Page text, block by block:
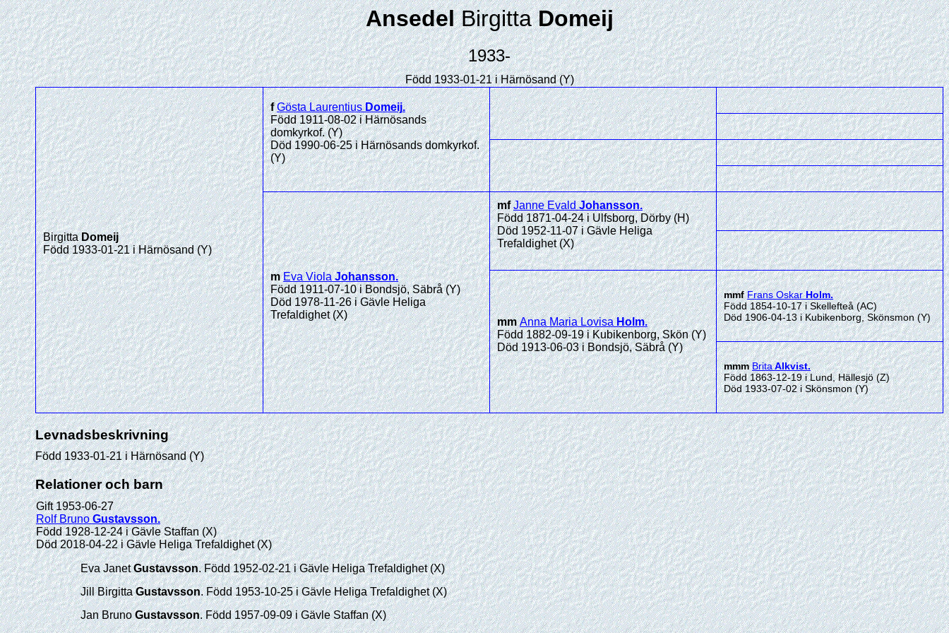
AnsedelBirgitta Domeij
1933-
Född 1933-01-21 i Härnösand (Y)
Birgitta Domeij
Född 1933-01-21 i Härnösand (Y)
fGösta Laurentius Domeij.
Född 1911-08-02 i Härnösands
domkyrkof. (Y)
Död 1990-06-25 i Härnösands domkyrkof.
(Y)
mEva Viola Johansson.
Född 1911-07-10 i Bondsjö, Säbrå (Y)
Död 1978-11-26 i Gävle Heliga
Trefaldighet (X)
mfJanne Evald Johansson.
Född 1871-04-24 i Ulfsborg, Dörby (H)
Död 1952-11-07 i Gävle Heliga
Trefaldighet (X)
mmAnna Maria Lovisa Holm.
Född 1882-09-19 i Kubikenborg, Skön (Y)
Död 1913-06-03 i Bondsjö, Säbrå (Y)
mmfFrans Oskar Holm.
Född 1854-10-17 i Skellefteå (AC)
Död 1906-04-13 i Kubikenborg, Skönsmon (Y)
mmmBritaAlkvist.
Född 1863-12-19 i Lund, Hällesjö (Z)
Död 1933-07-02 i Skönsmon (Y)
Levnadsbeskrivning
Född 1933-01-21 i Härnösand (Y)
Relationer och barn
Gift 1953-06-27
Rolf Bruno Gustavsson.
Född 1928-12-24 i Gävle Staffan (X)
Död 2018-04-22 i Gävle Heliga Trefaldighet (X)
Eva Janet Gustavsson. Född 1952-02-21 i Gävle Heliga Trefaldighet (X)
Jill Birgitta Gustavsson. Född 1953-10-25 i Gävle Heliga Trefaldighet (X)
Jan Bruno Gustavsson. Född 1957-09-09 i Gävle Staffan (X)